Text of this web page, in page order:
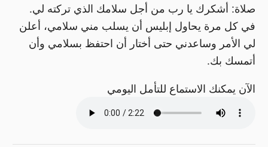
صلاة: أشكرك يا رب من أجل سلامك الذي تركته لي.
في كل مرة يحاول إبليس أن يسلب مني سلامي، أعلن
لي الأمر وساعدني حتى أختار أن احتفظ بسلامي وأن
أتمسك بك.
الآن يمكنك الاستماع للتأمل اليومي